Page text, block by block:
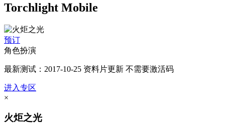
Torchlight Mobile
预订
角色扮演
最新测试：2017-10-25 资料片更新 不需要激活码
进入专区
×
火炬之光